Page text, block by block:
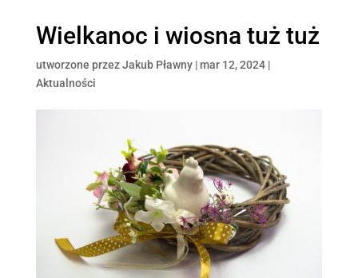
Wielkanoc i wiosna tuż tuż
utworzone przezJakub Pławny|mar 12, 2024|
Aktualności